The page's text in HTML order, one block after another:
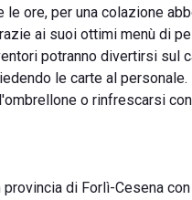
ore, per una colazione
ai suoi ottimi menù di
potranno divertirsi sul
le carte al
o rinfrescarsi con
provincia di Forlì-Cesena